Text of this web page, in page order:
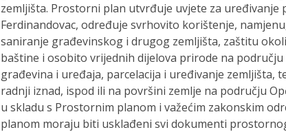
zemljišta. Prostorni plan utvrđuje uvjete za uređivanje
Ferdinandovac, određuje svrhovito korištenje,
saniranje građevinskog i drugog zemljišta, zaštitu
baštine i osobito vrijednih dijelova prirode na području
građevina i uređaja, parcelacija i uređivanje zemljišta,
radnji iznad, ispod ili na površini zemlje na području
u skladu s Prostornim planom i važećim zakonskim
planom moraju biti usklađeni svi dokumenti